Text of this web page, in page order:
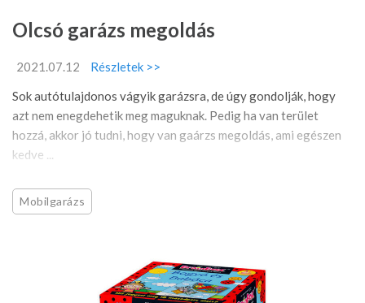
Olcsó garázs megoldás
2021.07.12
Részletek >>
Sok autótulajdonos vágyik garázsra, de úgy gondolják, hogy
azt nem enegdehetik meg maguknak. Pedig ha van terület
hozzá, akkor jó tudni, hogy van gaárzs megoldás, ami egészen
kedve ...
Mobilgarázs